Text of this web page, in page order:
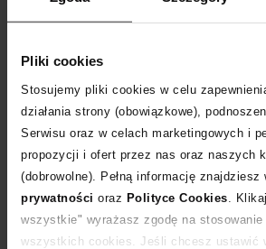
Pliki cookies
Stosujemy pliki cookies w celu
działania strony (obowiązkowe),
Serwisu oraz w celach marketingowych i
propozycji i ofert przez nas oraz naszych
(dobrowolne). Pełną informację znajdziesz
prywatności oraz Polityce Cookies .
wszystkie" wyrażasz zgodę na stosowanie
wszystkich cookies. Jeśli chcesz ustawić
Dostawa
14 dni na zwrot towaru
+175 punktówzyskujesz w Klubie Korzyści